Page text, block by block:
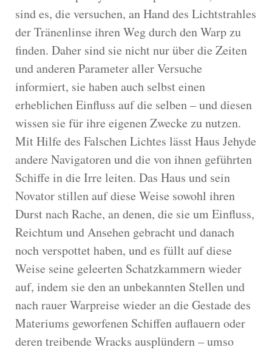
sind es, die versuchen, an Hand des Lichtstrahles
der Tränenlinse ihren Weg durch den Warp zu
finden. Daher sind sie nicht nur über die Zeiten
und anderen Parameter aller Versuche
informiert, sie haben auch selbst einen
erheblichen Einfluss auf die selben – und diesen
wissen sie für ihre eigenen Zwecke zu nutzen.
Mit Hilfe des Falschen Lichtes lässt Haus Jehyde
andere Navigatoren und die von ihnen geführten
Schiffe in die Irre leiten. Das Haus und sein
Novator stillen auf diese Weise sowohl ihren
Durst nach Rache, an denen, die sie um Einfluss,
Reichtum und Ansehen gebracht und danach
noch verspottet haben, und es füllt auf diese
Weise seine geleerten Schatzkammern wieder
auf, indem sie den an unbekannten Stellen und
nach rauer Warpreise wieder an die Gestade des
Materiums geworfenen Schiffen auflauern oder
deren treibende Wracks ausplündern – umso